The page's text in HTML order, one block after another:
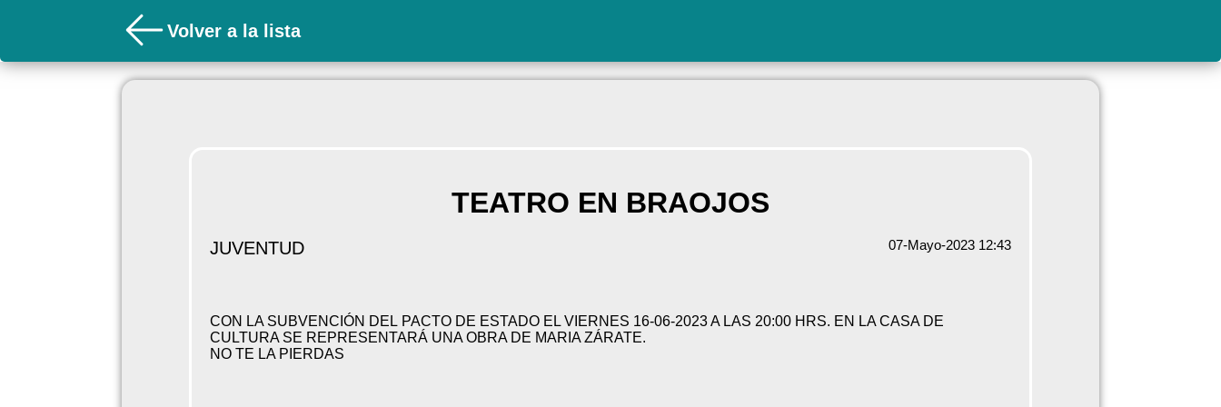
Volver a la lista
TEATRO EN BRAOJOS
JUVENTUD 07-Mayo-2023 12:43
CON LA SUBVENCIÓN DEL PACTO DE ESTADO EL VIERNES 16-06-2023 A LAS 20:00 HRS. EN LA CASA DE
CULTURA SE REPRESENTARÁ UNA OBRA DE MARIA ZÁRATE.
NO TE LA PIERDAS